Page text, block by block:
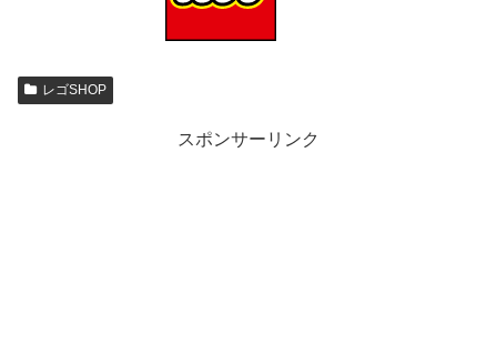
レゴSHOP
スポンサーリンク